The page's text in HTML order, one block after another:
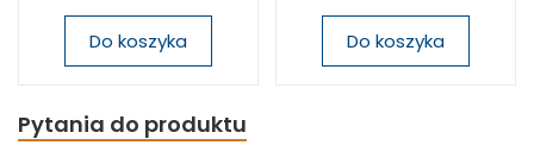
Do koszyka Do koszyka
Pytania do produktu